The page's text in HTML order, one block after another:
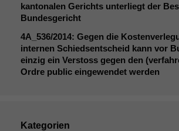
kantonalen Gerichts unterliegt der
Bundesgericht
4A_536/2014: Gegen die
internen Schiedsentscheid kann vor
einzig ein Verstoss gegen den
Ordre public eingewendet werden
Kategorien